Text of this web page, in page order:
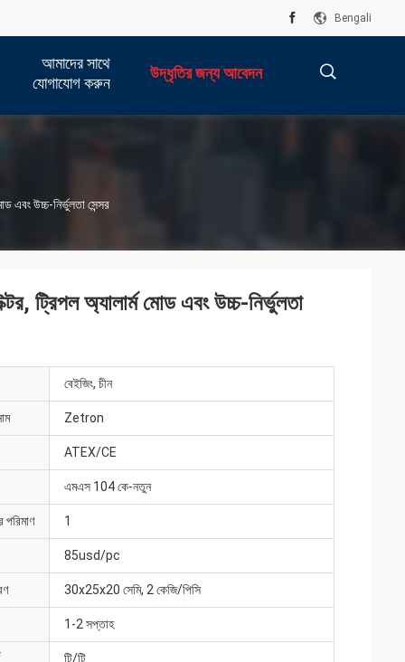
Bengali
আমাদের সাথে
যোগাযোগ করুন
উদ্ধৃতির জন্য আবেদন
এবং উচ্চ-নির্ভুলতা সেন্সর
ট্রিপল অ্যালার্ম মোড এবং উচ্চ-নির্ভুলতা
বেইজিং, চীন
Zetron
ATEX/CE
এমএস 104 কে-নতুন
পরিমাণ 1
85usd/pc
30x25x20 সেমি, 2 কেজি/পিসি
1-2 সপ্তাহ
টি/টি